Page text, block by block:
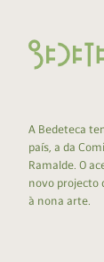
A Bedeteca
país, a da
Ramalde. O
novo projecto
à nona arte.